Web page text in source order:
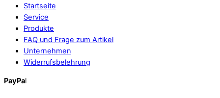
Startseite
Service
Produkte
FAQ und Frage zum Artikel
Unternehmen
Widerrufsbelehrung
PayPal